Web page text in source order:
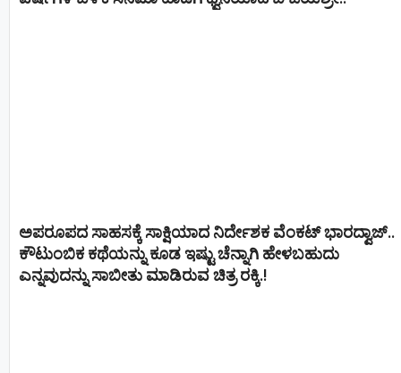
ಅಪರೂಪದ ಸಾಹಸಕ್ಕೆ ಸಾಕ್ಷಿಯಾದ ನಿರ್ದೇಶಕ ವೆಂಕಟ್ ಭಾರದ್ವಾಜ್..
ಕೌಟುಂಬಿಕ ಕಥೆಯನ್ನು ಕೂಡ ಇಷ್ಟು ಚೆನ್ನಾಗಿ ಹೇಳಬಹುದು
ಎನ್ನವುದನ್ನು ಸಾಬೀತು ಮಾಡಿರುವ ಚಿತ್ರ ರಕ್ಕಿ.!